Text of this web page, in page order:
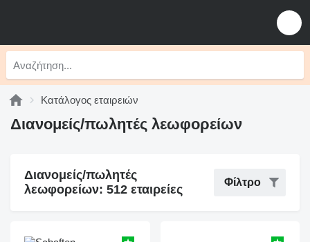
Κατάλογος εταιρειών
Διανομείς/πωλητές λεωφορείων
Διανομείς/πωλητές
λεωφορείων: 512 εταιρείες
Φίλτρο